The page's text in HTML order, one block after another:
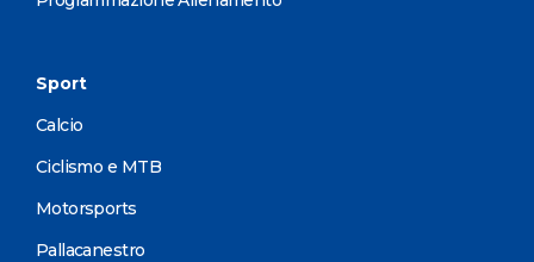
Sport
Calcio
Ciclismo e MTB
Motorsports
Pallacanestro